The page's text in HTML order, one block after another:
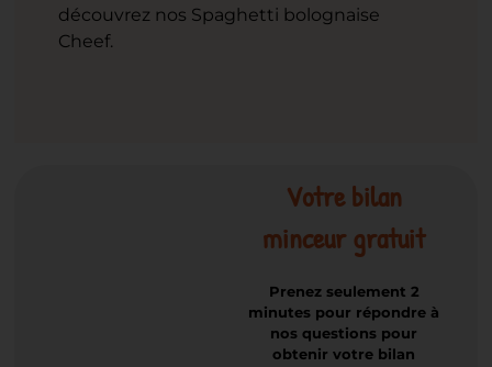
découvrez nos Spaghetti bolognaise
Cheef.
Votre bilan
minceur gratuit
Prenez seulement 2
minutes pour répondre à
nos questions pour
obtenir votre bilan